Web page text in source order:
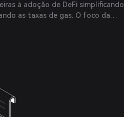
à adoção de DeFi simplificando
as taxas de gas. O foco da
e segurança a posicionou como